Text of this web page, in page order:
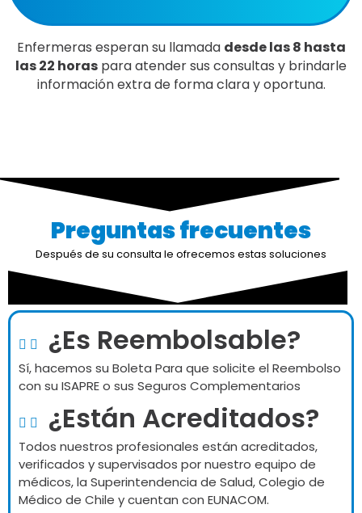
Enfermeras esperan su llamada desde las 8 hasta
las 22 horas para atender sus consultas y brindarle
información extra de forma clara y oportuna.
Preguntas frecuentes
Después de su consulta le ofrecemos estas soluciones
¿Es Reembolsable?
Sí, hacemos su Boleta Para que solicite el Reembolso
con su ISAPRE o sus Seguros Complementarios
¿Están Acreditados?
Todos nuestros profesionales están acreditados,
verificados y supervisados por nuestro equipo de
médicos, la Superintendencia de Salud, Colegio de
Médico de Chile y cuentan con EUNACOM.